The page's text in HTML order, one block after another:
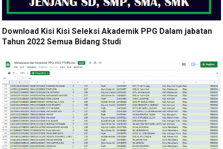
Download Kisi Kisi Seleksi Akademik PPG Dalam jabatan
Tahun 2022 Semua Bidang Studi